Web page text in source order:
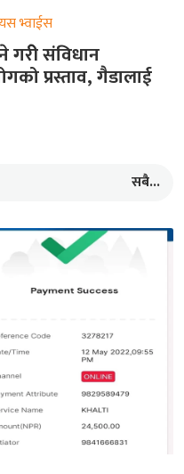
भ्वाईस
गरीे संविधान
प्रस्ताव, गैडालाई
सबै...